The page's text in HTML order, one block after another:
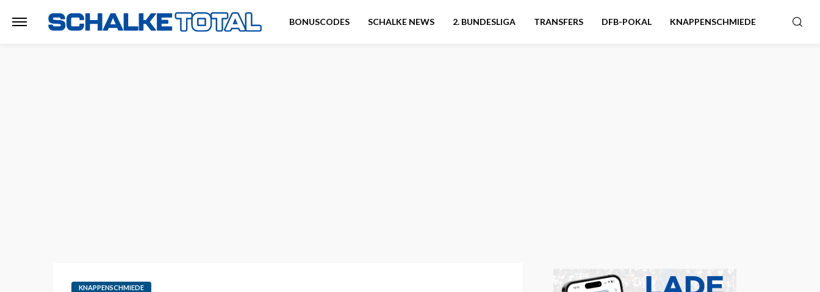
BONUSCODES SCHALKE NEWS 2. BUNDESLIGA TRANSFERS DFB-POKAL KNAPPENSCHMIEDE
KNAPPENSCHMIEDE